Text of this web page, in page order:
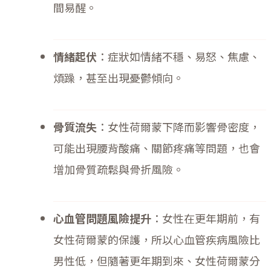
間易醒。
情緒起伏 ：症狀如情緒不穩、易怒、焦慮、
煩躁，甚至出現憂鬱傾向。
骨質流失 ：女性荷爾蒙下降而影響骨密度，
可能出現腰背酸痛、關節疼痛等問題，也會
增加骨質疏鬆與骨折風險。
心血管問題風險提升 ：女性在更年期前，有
女性荷爾蒙的保護，所以心血管疾病風險比
男性低，但隨著更年期到來、女性荷爾蒙分